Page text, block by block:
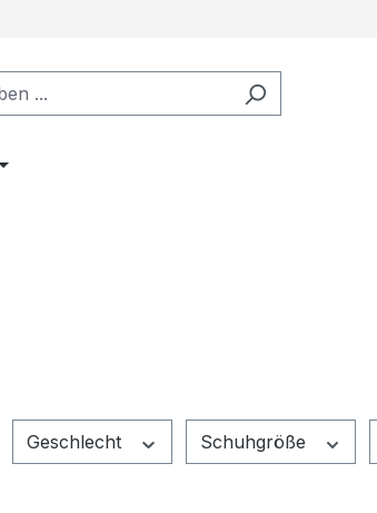
Geschlecht Schuhgröße